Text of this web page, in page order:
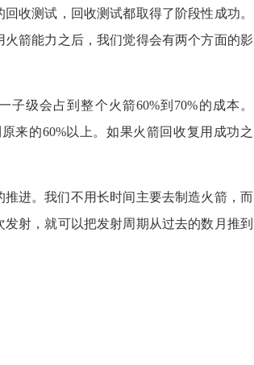
收测试，回收测试都取得了阶段性成功。
箭能力之后，我们觉得会有两个方面的影
级会占到整个火箭60%到70%的成本。
来的60%以上。如果火箭回收复用成功之
进。我们不用长时间主要去制造火箭，而
射，就可以把发射周期从过去的数月推到